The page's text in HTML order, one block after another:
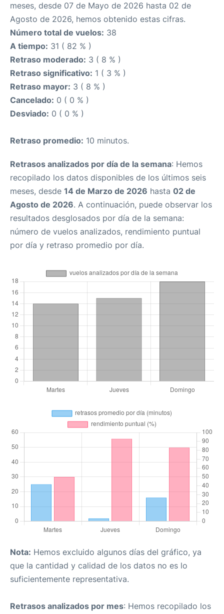
meses, desde 07 de Mayo de 2026 hasta 02 de
Agosto de 2026, hemos obtenido estas cifras.
Número total de vuelos: 38
A tiempo: 31 ( 82 % )
Retraso moderado: 3 ( 8 % )
Retraso significativo: 1 ( 3 % )
Retraso mayor: 3 ( 8 % )
Cancelado: 0 ( 0 % )
Desviado: 0 ( 0 % )
Retraso promedio: 10 minutos.
Retrasos analizados por día de la semana: Hemos
recopilado los datos disponibles de los últimos seis
meses, desde 14 de Marzo de 2026 hasta 02 de
Agosto de 2026. A continuación, puede observar los
resultados desglosados por día de la semana:
número de vuelos analizados, rendimiento puntual
por día y retraso promedio por día.
Nota: Hemos excluido algunos días del gráfico, ya
que la cantidad y calidad de los datos no es lo
suficientemente representativa.
Retrasos analizados por mes: Hemos recopilado los